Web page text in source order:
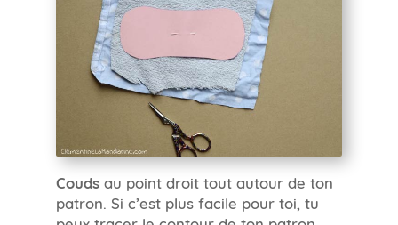
Coudsau point droit tout autour de ton
patron. Si c’est plus facile pour toi, tu